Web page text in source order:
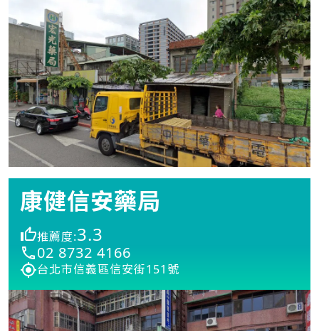
康健信安藥局
推薦度:3.3
02 8732 4166
台北市信義區信安街151號